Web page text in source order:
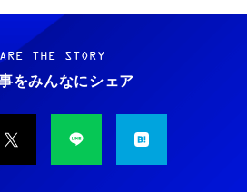
イヤホン タイプC【2026新モデル
】 有線イヤホン マイク付き HiFi音質
減 重低音 遅延なし
c 寝ホンイヤホン 寝ホン type-c 有線
イヤホン 【音質強化バージョン
ミュニケーションロボット BAKETAN
ばけたん ワラシ 改 KAI
AIペット（コミュニケーションロボッ
THE STORY
をみんなにシェア